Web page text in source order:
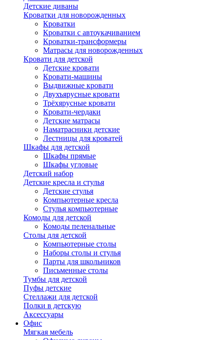
Детские диваны
Кроватки для новорожденных
Кроватки
Кроватки с автоукачиванием
Кроватки-трансформеры
Матрасы для новорожденных
Кровати для детской
Детские кровати
Кровати-машины
Выдвижные кровати
Двухъярусные кровати
Трёхярусные кровати
Кровати-чердаки
Детские матрасы
Наматрасники детские
Лестницы для кроватей
Шкафы для детской
Шкафы прямые
Шкафы угловые
Детский набор
Детские кресла и стулья
Детские стулья
Компьютерные кресла
Стулья компьютерные
Комоды для детской
Комоды пеленальные
Столы для детской
Компьютерные столы
Наборы столы и стулья
Парты для школьников
Письменные столы
Тумбы для детской
Пуфы детские
Стеллажи для детской
Полки в детскую
Аксессуары
Офис
Мягкая мебель